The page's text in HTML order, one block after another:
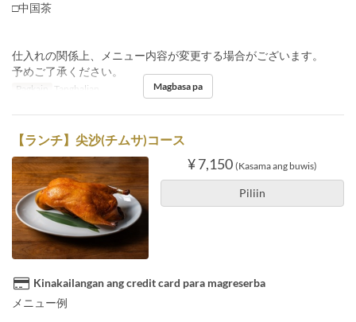
□中国茶
仕入れの関係上、メニュー内容が変更する場合がございます。
予めご了承ください。
Pagkain Tanghalian Magbasa pa
【ランチ】尖沙(チムサ)コース
¥ 7,150 (Kasama ang buwis)
Piliin
Kinakailangan ang credit card para magreserba
メニュー例